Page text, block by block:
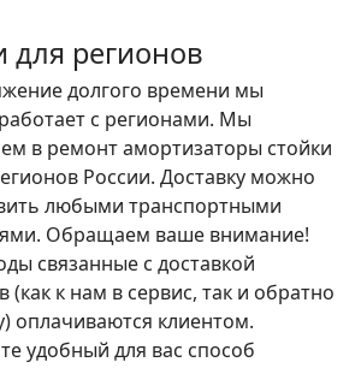
для регионов
долгого времени мы
с регионами. Мы
в ремонт амортизаторы стойки
России. Доставку можно
любыми транспортными
Обращаем ваше внимание!
связанные с доставкой
(как к нам в сервис, так и обратно
оплачиваются клиентом.
удобный для вас способ